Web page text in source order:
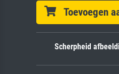
Toevoegen
Scherpheid